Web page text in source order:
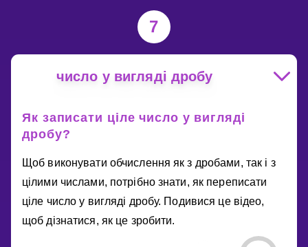
7
число у вигляді дробу
Як записати ціле число у вигляді
дробу?
Щоб виконувати обчислення як з дробами, так і з
цілими числами, потрібно знати, як переписати
ціле число у вигляді дробу. Подивися це відео,
щоб дізнатися, як це зробити.